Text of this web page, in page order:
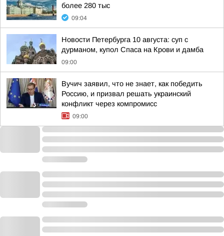
более 280 тыс
09:04
Новости Петербурга 10 августа: суп с
дурманом, купол Спаса на Крови и дамба
09:00
Вучич заявил, что не знает, как победить
Россию, и призвал решать украинский
конфликт через компромисс
09:00